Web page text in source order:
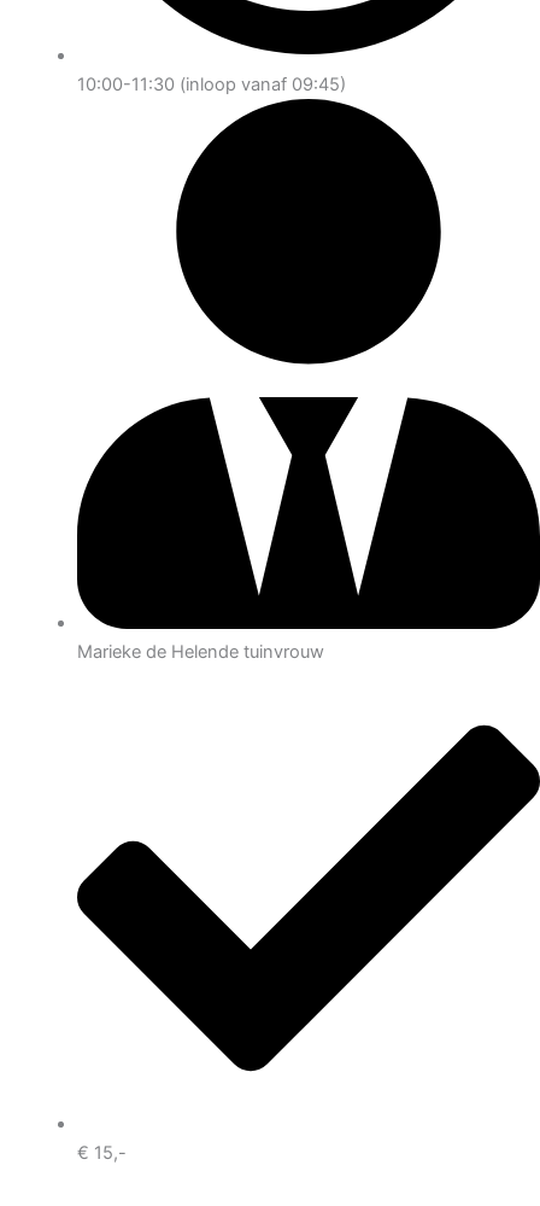
10:00-11:30 (inloop vanaf 09:45)
Marieke de Helende tuinvrouw
€ 15,-